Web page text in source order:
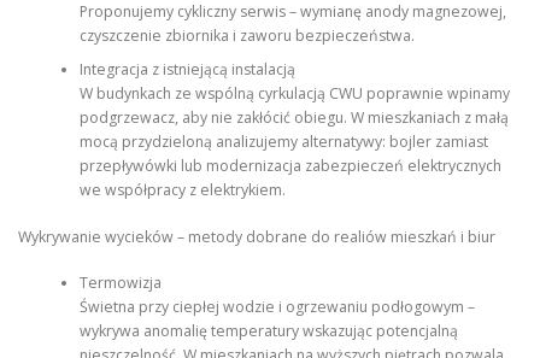
Proponujemy cykliczny serwis – wymianę anody magnezowej,
czyszczenie zbiornika i zaworu bezpieczeństwa.
Integracja z istniejącą instalacją
W budynkach ze wspólną cyrkulacją CWU poprawnie wpinamy
podgrzewacz, aby nie zakłócić obiegu. W mieszkaniach z małą
mocą przydzieloną analizujemy alternatywy: bojler zamiast
przepływówki lub modernizacja zabezpieczeń elektrycznych
we współpracy z elektrykiem.
Wykrywanie wycieków – metody dobrane do realiów mieszkań i biur
Termowizja
Świetna przy ciepłej wodzie i ogrzewaniu podłogowym –
wykrywa anomalię temperatury wskazując potencjalną